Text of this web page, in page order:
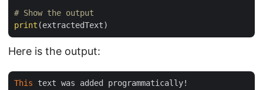
# Show the output
print
Here is the output:
This text was added programmatically!